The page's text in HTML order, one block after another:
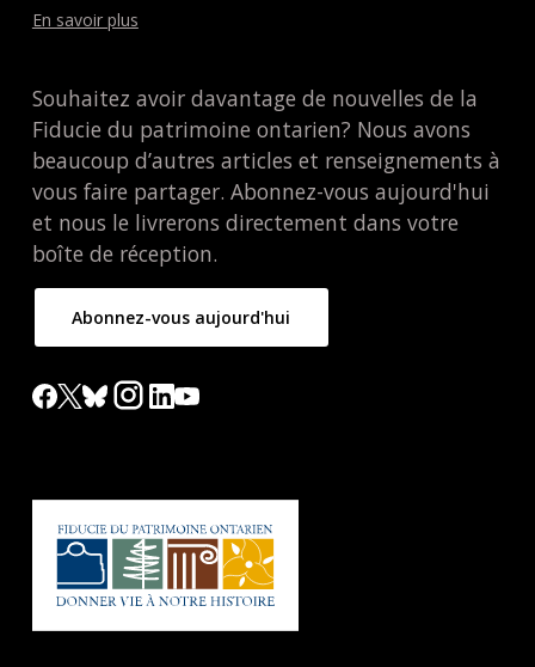
En savoir plus
Souhaitez avoir davantage de nouvelles de la
Fiducie du patrimoine ontarien? Nous avons
beaucoup d’autres articles et renseignements à
vous faire partager. Abonnez-vous aujourd'hui
et nous le livrerons directement dans votre
boîte de réception.
Abonnez-vous aujourd'hui